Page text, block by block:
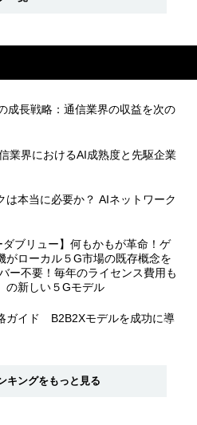
成長戦略：通信業界の収益を次の
業界におけるAI成熟度と先駆企業
は本当に必要か？ AIネットワーク
ダブリュー】何もかもが革命！ゲ
がローカル５G市場の既存概念を
ー不要！毎年のライセンス費用も
新しい５Gモデル
ガイド B2B2Xモデルを成功に導
キングをもっと見る